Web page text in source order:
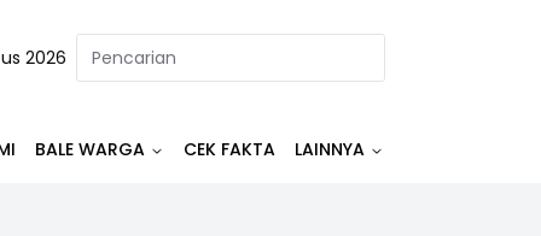
2026
BALE WARGA CEK FAKTA LAINNYA